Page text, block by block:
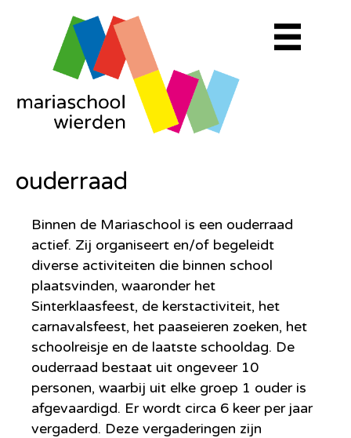
ouderraad
Binnen de Mariaschool is een ouderraad
actief. Zij organiseert en/of begeleidt
diverse activiteiten die binnen school
plaatsvinden, waaronder het
Sinterklaasfeest, de kerstactiviteit, het
carnavalsfeest, het paaseieren zoeken, het
schoolreisje en de laatste schooldag. De
ouderraad bestaat uit ongeveer 10
personen, waarbij uit elke groep 1 ouder is
afgevaardigd. Er wordt circa 6 keer per jaar
vergaderd. Deze vergaderingen zijn